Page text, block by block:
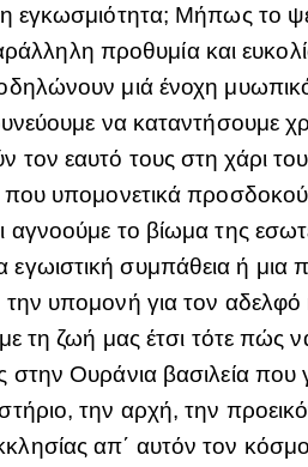
εγκωσμιότητα; Μήπως το
προθυμία και
μιά ένοχη
να καταντήσουμε
τον εαυτό τους στη χάρι
που υπομονετικά
το βίωμα της
συμπάθεια ή μια
υπομονή για τον αδελφό
τη ζωή μας έτσι τότε πώς
Ουράνια βασιλεία που
την αρχή, την
απ΄ αυτόν τον